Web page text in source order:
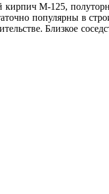
кирпич М-125,
популярны в
Близкое